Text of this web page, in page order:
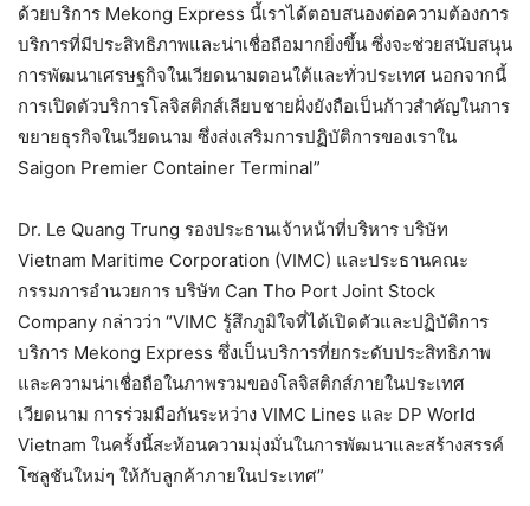
ด้วยบริการ Mekong Express นี้เราได้ตอบสนองต่อความต้องการ
บริการที่มีประสิทธิภาพและน่าเชื่อถือมากยิ่งขึ้น ซึ่งจะช่วยสนับสนุน
การพัฒนาเศรษฐกิจในเวียดนามตอนใต้และทั่วประเทศ นอกจากนี้
การเปิดตัวบริการโลจิสติกส์เลียบชายฝั่งยังถือเป็นก้าวสำคัญในการ
ขยายธุรกิจในเวียดนาม ซึ่งส่งเสริมการปฏิบัติการของเราใน
Saigon Premier Container Terminal”
Dr. Le Quang Trung รองประธานเจ้าหน้าที่บริหาร บริษัท
Vietnam Maritime Corporation (VIMC) และประธานคณะ
กรรมการอำนวยการ บริษัท Can Tho Port Joint Stock
Company กล่าวว่า “VIMC รู้สึกภูมิใจที่ได้เปิดตัวและปฏิบัติการ
บริการ Mekong Express ซึ่งเป็นบริการที่ยกระดับประสิทธิภาพ
และความน่าเชื่อถือในภาพรวมของโลจิสติกส์ภายในประเทศ
เวียดนาม การร่วมมือกันระหว่าง VIMC Lines และ DP World
Vietnam ในครั้งนี้สะท้อนความมุ่งมั่นในการพัฒนาและสร้างสรรค์
โซลูชันใหม่ๆ ให้กับลูกค้าภายในประเทศ”